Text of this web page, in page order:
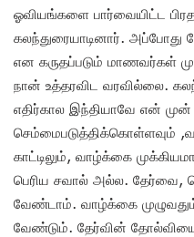
ஓவியங்களை பார்வையிட்ட
கலந்துரையாடினார். அப்போது
என கருதப்படும் மாணவர்கள்
நான் உத்தரவிட வரவில்லை.
எதிர்கால இந்தியாவே என்
செம்மைபடுத்திக்கொள்ளவும்
காட்டிலும், வாழ்க்கை
பெரிய சவால் அல்ல. தேர்வை,
வேண்டாம். வாழ்க்கை
வேண்டும். தேர்வின்